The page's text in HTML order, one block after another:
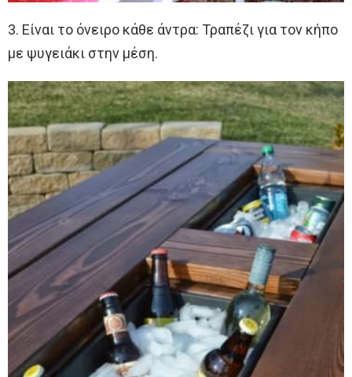
3. Είναι το όνειρο κάθε άντρα: Τραπέζι για τον κήπο
με ψυγειάκι στην μέση.